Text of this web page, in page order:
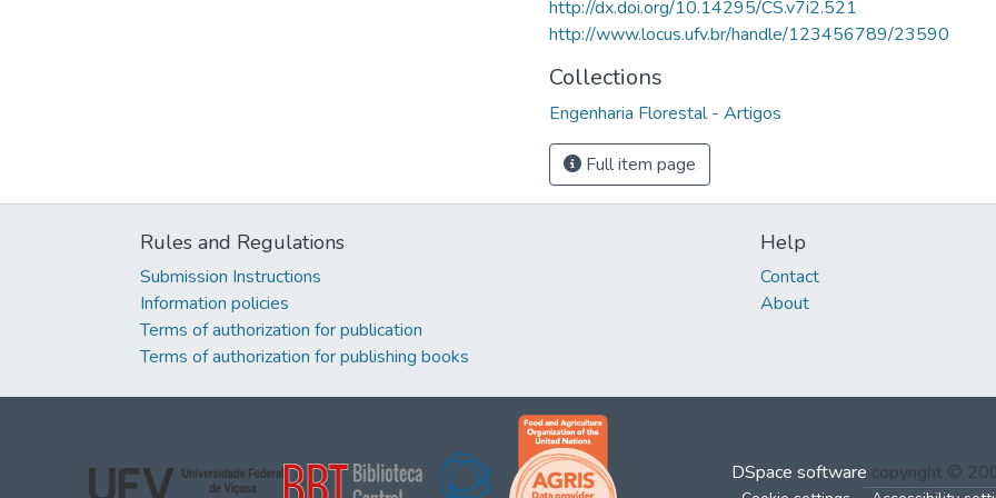
http://dx.doi.org/10.14295/CS.v7i2.521
http://www.locus.ufv.br/handle/123456789/23590
Collections
Engenharia Florestal - Artigos
Full item page
Rules and Regulations
Submission Instructions
Information policies
Terms of authorization for publication
Terms of authorization for publishing books
Help
Contact
About
DSpace software copyright ©